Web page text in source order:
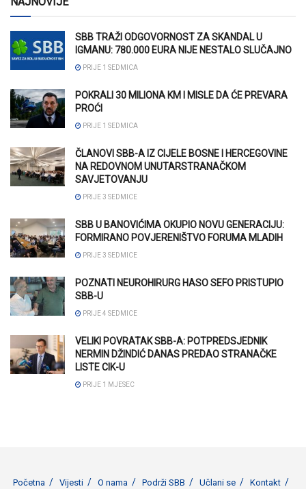
SBB TRAŽI ODGOVORNOST ZA SKANDAL U
IGMANU: 780.000 EURA NIJE NESTALO SLUČAJNO
PRIJE 1 SEDMICA
POKRALI 30 MILIONA KM I MISLE DA ĆE PREVARA
PROĆI
PRIJE 1 SEDMICA
ČLANOVI SBB-A IZ CIJELE BOSNE I HERCEGOVINE
NA REDOVNOM UNUTARSTRANAČKOM
SAVJETOVANJU
PRIJE 3 SEDMICE
SBB U BANOVIĆIMA OKUPIO NOVU GENERACIJU:
FORMIRANO POVJERENIŠTVO FORUMA MLADIH
PRIJE 3 SEDMICE
POZNATI NEUROHIRURG HASO SEFO PRISTUPIO
SBB-U
PRIJE 4 SEDMICE
VELIKI POVRATAK SBB-A: POTPREDSJEDNIK
NERMIN DŽINDIĆ DANAS PREDAO STRANAČKE
LISTE CIK-U
PRIJE 1 MJESEC
Početna Vijesti O nama Podrži SBB Učlani se Kontakt